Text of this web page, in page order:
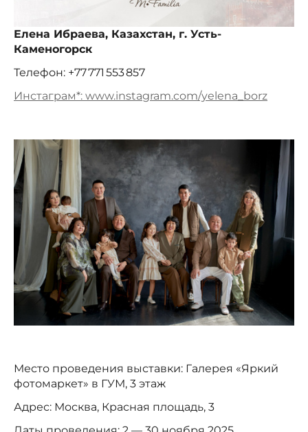
Елена Ибраева, Казахстан, г. Усть-
Каменогорск
Телефон: +77 771 553 857
Инстаграм*: www.instagram.com/yelena_borz
Место проведения выставки: Галерея «Яркий
фотомаркет» в ГУМ, 3 этаж
Адрес: Москва, Красная площадь, 3